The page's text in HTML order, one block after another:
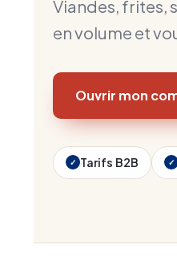
Viandes, frites,
en volume et
Ouvrir mon
✓ Tarifs B2B ✓